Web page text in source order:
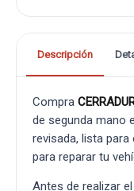
Descripción
Compra
de segunda mano
revisada, lista
para reparar tu
Antes de realizar